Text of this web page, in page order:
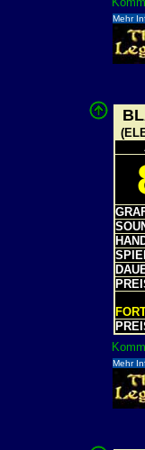
Mehr
Mehr